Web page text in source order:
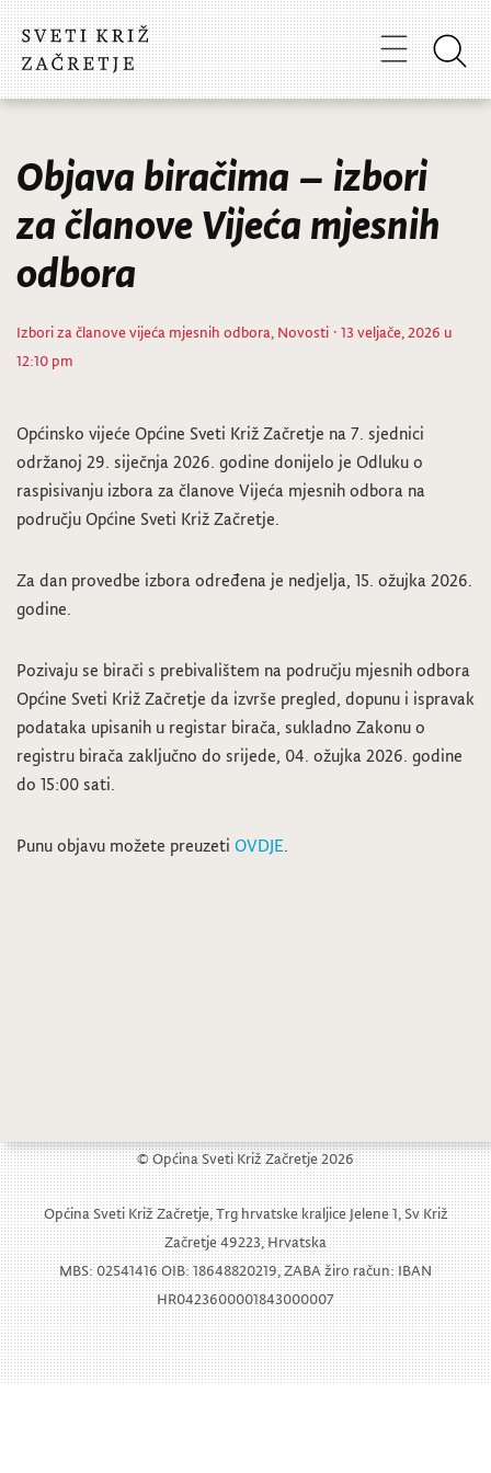
Objava biračima – izbori
za članove Vijeća mjesnih
odbora
Izbori za članove vijeća mjesnih odbora, Novosti · 13 veljače, 2026 u
12:10 pm
Općinsko vijeće Općine Sveti Križ Začretje na 7. sjednici
održanoj 29. siječnja 2026. godine donijelo je Odluku o
raspisivanju izbora za članove Vijeća mjesnih odbora na
području Općine Sveti Križ Začretje.
Za dan provedbe izbora određena je nedjelja, 15. ožujka 2026.
godine.
Pozivaju se birači s prebivalištem na području mjesnih odbora
Općine Sveti Križ Začretje da izvrše pregled, dopunu i ispravak
podataka upisanih u registar birača, sukladno Zakonu o
registru birača zaključno do srijede, 04. ožujka 2026. godine
do 15:00 sati.
Punu objavu možete preuzeti OVDJE.
© Općina Sveti Križ Začretje 2026
Općina Sveti Križ Začretje, Trg hrvatske kraljice Jelene 1, Sv Križ
Začretje 49223, Hrvatska
MBS: 02541416 OIB: 18648820219, ZABA žiro račun: IBAN
HR0423600001843000007